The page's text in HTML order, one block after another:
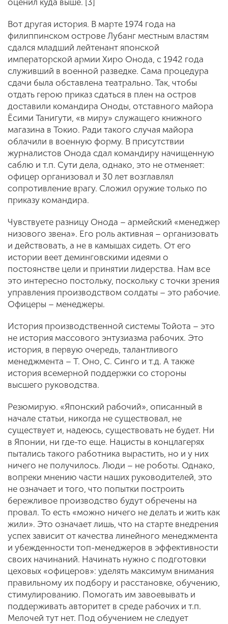
оценил куда выше. [3]
Вот другая история. В марте 1974 года на
филиппинском острове Лубанг местным властям
сдался младший лейтенант японской
императорской армии Хиро Онода, с 1942 года
служивший в военной разведке. Сама процедура
сдачи была обставлена театрально. Так, чтобы
отдать герою приказ сдаться в плен на остров
доставили командира Оноды, отставного майора
Ёсими Танигути, «в миру» служащего книжного
магазина в Токио. Ради такого случая майора
облачили в военную форму. В присутствии
журналистов Онода сдал командиру начищенную
саблю и т.п. Сути дела, однако, это не отменяет:
офицер организовал и 30 лет возглавлял
сопротивление врагу. Сложил оружие только по
приказу командира.
Чувствуете разницу Онода – армейский «менеджер
низового звена». Его роль активная – организовать
и действовать, а не в камышах сидеть. От его
истории веет деминговскими идеями о
постоянстве цели и принятии лидерства. Нам все
это интересно постольку, поскольку с точки зрения
управления производством солдаты – это рабочие.
Офицеры – менеджеры.
История производственной системы Тойота – это
не история массового энтузиазма рабочих. Это
история, в первую очередь, талантливого
менеджмента – Т. Оно, С. Синго и т.д. А также
история всемерной поддержки со стороны
высшего руководства.
Резюмирую. «Японский рабочий», описанный в
начале статьи, никогда не существовал, не
существует и, надеюсь, существовать не будет. Ни
в Японии, ни где-то еще. Нацисты в концлагерях
пытались такого работника вырастить, но и у них
ничего не получилось. Люди – не роботы. Однако,
вопреки мнению части наших руководителей, это
не означает и того, что попытки построить
бережливое производство будут обречены на
провал. То есть «можно ничего не делать и жить как
жили». Это означает лишь, что на старте внедрения
успех зависит от качества линейного менеджмента
и убежденности топ-менеджеров в эффективности
своих начинаний. Начинать нужно с подготовки
цеховых «офицеров»: уделять максимум внимания
правильному их подбору и расстановке, обучению,
стимулированию. Помогать им завоевывать и
поддерживать авторитет в среде рабочих и т.п.
Мелочей тут нет. Под обучением не следует